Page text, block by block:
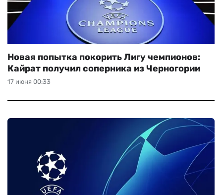
17 июня 00:33
Новая попытка покорить Лигу чемпионов:
Кайрат получил соперника из Черногории